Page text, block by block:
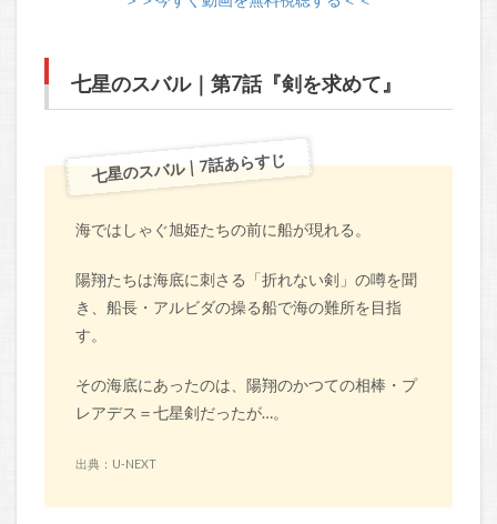
七星のスバル｜第7話『剣を求めて』
七星のスバル｜7話あらすじ
海ではしゃぐ旭姫たちの前に船が現れる。
陽翔たちは海底に刺さる「折れない剣」の噂を聞
き、船長・アルビダの操る船で海の難所を目指
す。
その海底にあったのは、陽翔のかつての相棒・プ
レアデス＝七星剣だったが…。
出典：U-NEXT